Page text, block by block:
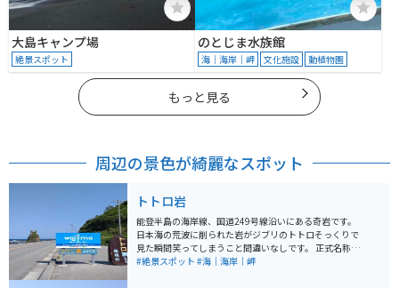
大島キャンプ場
絶景スポット
のとじま水族館
海｜海岸｜岬 文化施設 動植物園
もっと見る
周辺の景色が綺麗なスポット
トトロ岩
能登半島の海岸線、国道249号線沿いにある奇岩です。
日本海の荒波に削られた岩がジブリのトトロそっくりで
見た瞬間笑ってしまうこと間違いなしです。 正式名称は
「剱地権現岩（つるぎじごんげんいわ）」だそうです。
#絶景スポット #海｜海岸｜岬